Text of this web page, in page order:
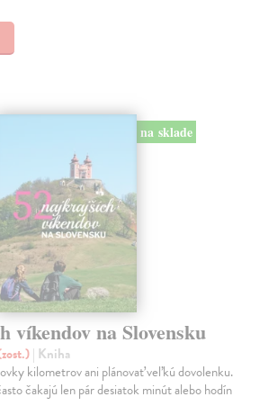
na sklade
víkendov na Slovensku
| Kniha
kilometrov ani plánovať veľkú dovolenku.
čakajú len pár desiatok minút alebo hodín